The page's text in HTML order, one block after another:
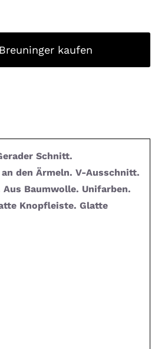
kaufen
Schnitt.
den Ärmeln. V-Ausschnitt.
Baumwolle. Unifarben.
Knopfleiste. Glatte